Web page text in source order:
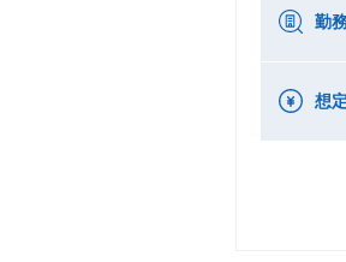
勤
想